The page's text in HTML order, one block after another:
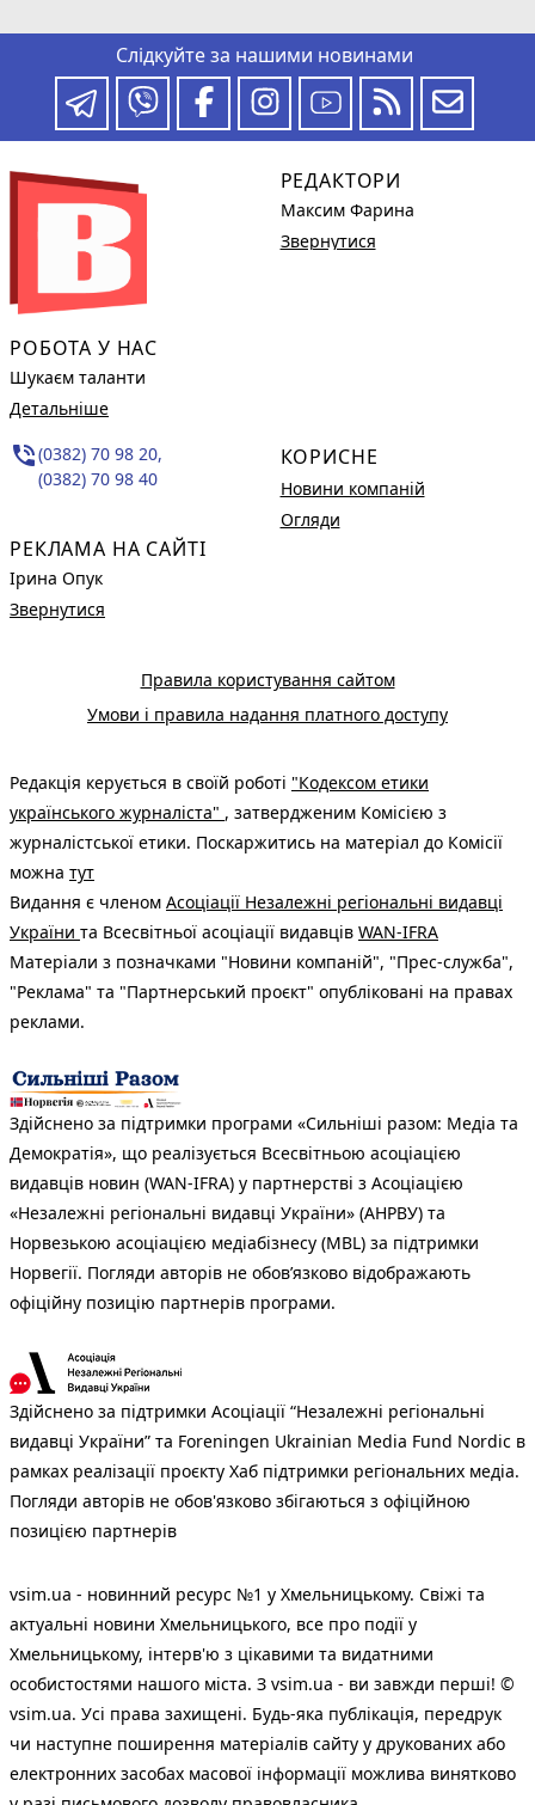
Слідкуйте за нашими новинами
РОБОТА У НАС
Шукаєм таланти
Детальніше
phone_in_talk(0382) 70 98 20,
(0382) 70 98 40
РЕКЛАМА НА САЙТІ
Ірина Опук
Звернутися
РЕДАКТОРИ
Максим Фарина
Звернутися
КОРИСНЕ
Новини компаній
Огляди
Правила користування сайтом
Умови і правила надання платного доступу
Редакція керується в своїй роботі "Кодексом етики
українського журналіста" , затвердженим Комісією з
журналістської етики. Поскаржитись на матеріал до Комісії
можна тут
Видання є членом Асоціації Незалежні регіональні видавці
України та Всесвітньої асоціації видавців WAN-IFRA
Матеріали з позначками "Новини компаній", "Прес-служба",
"Реклама" та "Партнерський проєкт" опубліковані на правах
реклами.
Здійснено за підтримки програми «Сильніші разом: Медіа та
Демократія», що реалізується Всесвітньою асоціацією
видавців новин (WAN-IFRA) у партнерстві з Асоціацією
«Незалежні регіональні видавці України» (АНРВУ) та
Норвезькою асоціацією медіабізнесу (MBL) за підтримки
Норвегії. Погляди авторів не обов’язково відображають
офіційну позицію партнерів програми.
Здійснено за підтримки Асоціації “Незалежні регіональні
видавці України” та Foreningen Ukrainian Media Fund Nordic в
рамках реалізації проєкту Хаб підтримки регіональних медіа.
Погляди авторів не обов'язково збігаються з офіційною
позицією партнерів
vsim.ua - новинний ресурс №1 у Хмельницькому. Свіжі та
актуальні новини Хмельницького, все про події у
Хмельницькому, інтерв'ю з цікавими та видатними
особистостями нашого міста. З vsim.ua - ви завжди перші! ©
vsim.ua. Усі права захищені. Будь-яка публiкацiя, передрук
чи наступне поширення матеріалів сайту у друкованих або
електронних засобах масової інформації можлива винятково